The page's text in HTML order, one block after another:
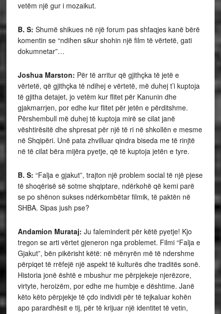
vetëm një gur i mozaikut.
B. S: Shumë shikues në një forum pas shfaqjes kanë bërë
komentin se “ndihen sikur shohin një film të vërtetë, gati
dokumnetar”…
Joshua Marston: Për të arritur që gjithçka të jetë e
vërtetë, që gjithçka të ndihej e vërtetë, më duhej t’i kuptoja
të gjitha detajet, jo vetëm kur flitet për Kanunin dhe
gjakmarrjen, por edhe kur flitet për jetën e përditshme.
Përshembull më duhej të kuptoja mirë se cilat janë
vështirësitë dhe shpresat për një të ri në shkollën e mesme
në Shqipëri. Unë pata zhvilluar qindra biseda me të rinjtë
në të cilat bëra mijëra pyetje, që të kuptoja jetën e tyre.
B. S: “Falja e gjakut”, trajton një problem social të një pjese
të shoqërisë së sotme shqiptare, ndërkohë që kemi parë
se po shënon sukses ndërkombëtar filmik, të paktën në
SHBA. Sipas jush pse?
Andamion Murataj: Ju faleminderit për këtë pyetje! Kjo
tregon se arti vërtet gjeneron nga problemet. Filmi “Falja e
Gjakut”, bën pikërisht këtë: në mënyrën më të ndershme
përpiqet të rrëfejë një aspekt të kulturës dhe traditës sonë.
Historia jonë është e mbushur me përpjekeje njerëzore,
virtyte, heroizëm, por edhe me humbje e dështime. Janë
këto këto përpjekje të çdo individi për të tejkaluar kohën
apo parardhësit e tij, për të krijuar një identitet të vetin,